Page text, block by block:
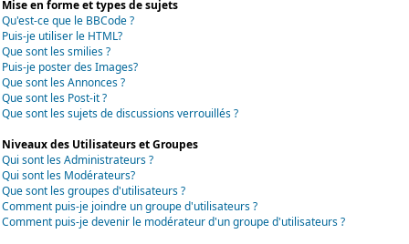
Mise en forme et types de sujets
Qu'est-ce que le BBCode ?
Puis-je utiliser le HTML?
Que sont les smilies ?
Puis-je poster des Images?
Que sont les Annonces ?
Que sont les Post-it ?
Que sont les sujets de discussions verrouillés ?
Niveaux des Utilisateurs et Groupes
Qui sont les Administrateurs ?
Qui sont les Modérateurs?
Que sont les groupes d'utilisateurs ?
Comment puis-je joindre un groupe d'utilisateurs ?
Comment puis-je devenir le modérateur d'un groupe d'utilisateurs ?